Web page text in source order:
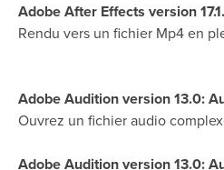
Adobe After Effects version
Rendu vers un fichier
Adobe Audition version
Ouvrez un fichier audio
Adobe Audition version